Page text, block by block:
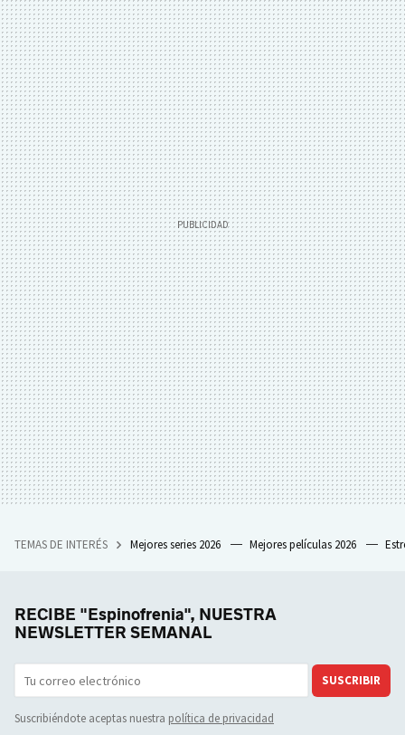
TEMAS DE INTERÉS Mejores series 2026 Mejores películas 2026
RECIBE "Espinofrenia", NUESTRA
NEWSLETTER SEMANAL
SUSCRIBIR
Suscribiéndote aceptas nuestra política de privacidad